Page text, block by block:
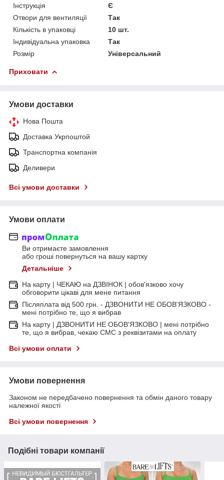
Інструкція
Є
Отвори для вентиляції
Так
Кількість в упаковці
10 шт.
Індивідуальна упаковка
Так
Розмір
Універсальний
Приховати
Умови доставки
Нова Пошта
Доставка Укрпоштой
Транспортна компанія
Деливери
Всі умови доставки
Умови оплати
Ви отримаєте замовлення
або гроші повернуться на вашу картку
Детальніше
На карту | ЧЕКАЮ на ДЗВІНОК | обов'язково хочу
обговорити цікаві для мене питання
Післяплата від 500 грн. - ДЗВОНИТИ НЕ ОБОВ'ЯЗКОВО -
мені потрібно те, що я вибрав
На карту | ДЗВОНИТИ НЕ ОБОВ'ЯЗКОВО | мені потрібно
те, що я вибрав, чекаю СМС з реквізитами на оплату
Всі умови оплати
Умови повернення
Законом не передбачено повернення та обмін даного товару
належної якості
Всі умови повернення
Подібні товари компанії